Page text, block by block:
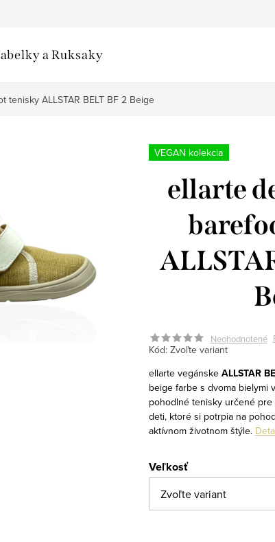
a Ruksaky
tenisky ALLSTAR BELT BF 2 Beige
VEGAN kolekcia
ellarte
Neohodnotené
Kód: Zvoľte variant
ellarte vegánske ALLSTAR
beige farbe s dvoma bielymi
pohodlné tenisky určené
deti, ktoré si potrpia na
aktívnom životnom štýle.
Veľkosť